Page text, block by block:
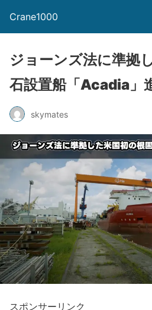
Crane1000
ジョーンズ法に準拠
石設置船「Acadia」
skymates
スポンサーリンク